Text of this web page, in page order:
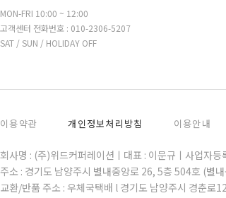
MON-FRI 10:00 ~ 12:00
고객센터 전화번호 : 010-2306-5207
SAT / SUN / HOLIDAY OFF
이용약관 개인정보처리방침 이용안내
회사명 : (주)위드커퍼레이션ㅣ대표 : 이문규ㅣ사업자
주소 : 경기도 남양주시 별내중앙로 26, 5층 504호 (별
교환/반품 주소 : 우체국택배 l 경기도 남양주시 경춘로